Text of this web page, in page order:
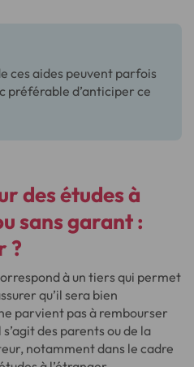
ces aides peuvent parfois
préférable d’anticiper ce
des études à
sans garant :
?
à un tiers qui permet
qu’il sera bien
parvient pas à rembourser
des parents ou de la
notamment dans le cadre